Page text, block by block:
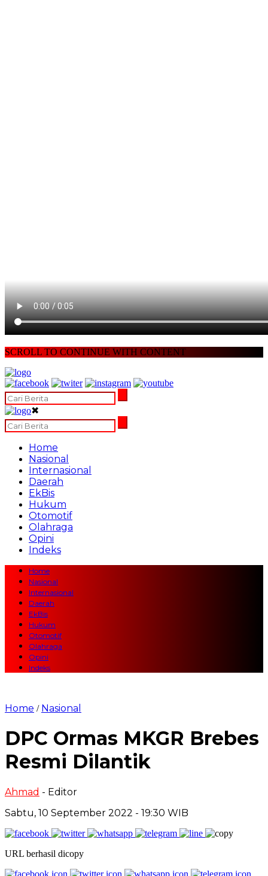
SCROLL TO CONTINUE WITH CONTENT
✖
Home
Nasional
Internasional
Daerah
EkBis
Hukum
Otomotif
Olahraga
Opini
Indeks
Home
Nasional
Internasional
Daerah
EkBis
Hukum
Otomotif
Olahraga
Opini
Indeks
Home / Nasional
DPC Ormas MKGR Brebes
Resmi Dilantik
Ahmad - Editor
Sabtu, 10 September 2022 - 19:30 WIB
URL berhasil dicopy